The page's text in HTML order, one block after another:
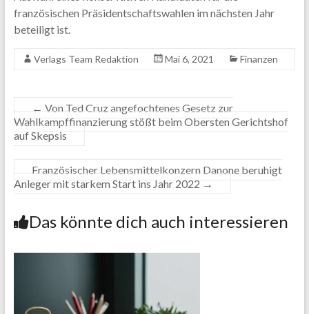
französischen Präsidentschaftswahlen im nächsten Jahr
beteiligt ist.
Verlags Team Redaktion Mai 6, 2021 Finanzen
← Von Ted Cruz angefochtenes Gesetz zur
Wahlkampffinanzierung stößt beim Obersten Gerichtshof
auf Skepsis
Französischer Lebensmittelkonzern Danone beruhigt
Anleger mit starkem Start ins Jahr 2022 →
Das könnte dich auch interessieren